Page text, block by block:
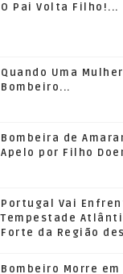
O Pai Volta Filho!...
Quando Uma
Bombeiro...
Bombeira de
Apelo por Filho
Portugal Vai
Tempestade
Forte da Região
Bombeiro Morre